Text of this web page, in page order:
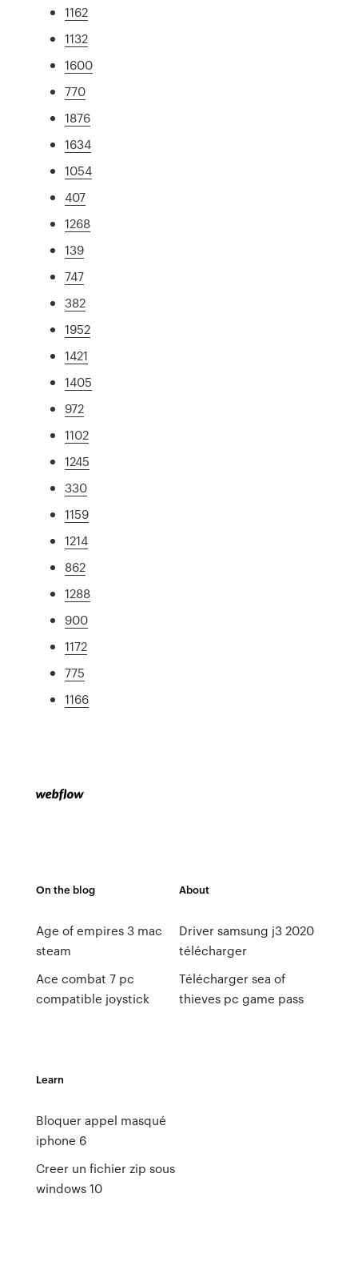
1162
1132
1600
770
1876
1634
1054
407
1268
139
747
382
1952
1421
1405
972
1102
1245
330
1159
1214
862
1288
900
1172
775
1166
On the blog
Age of empires 3 mac
steam
Ace combat 7 pc
compatible joystick
About
Driver samsung j3 2020
télécharger
Télécharger sea of
thieves pc game pass
Learn
Bloquer appel masqué
iphone 6
Creer un fichier zip sous
windows 10